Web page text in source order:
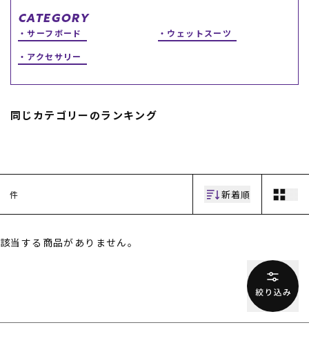
ファッションTOP
スノーTOP
ブランド一覧
CATEGORY
サーフボード
ウェットスーツ
アクセサリー
同じカテゴリーのランキング
件 新着順
該当する商品がありません。